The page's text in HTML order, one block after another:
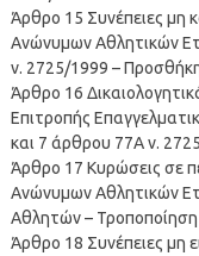
Άρθρο 15 Συνέπειες μη
Ανώνυμων Αθλητικών
ν. 2725/1999 –
Άρθρο 16
Επιτροπής
και 7 άρθρου 77Α ν.
Άρθρο 17 Κυρώσεις σε
Ανώνυμων Αθλητικών
Αθλητών –
Άρθρο 18 Συνέπειες